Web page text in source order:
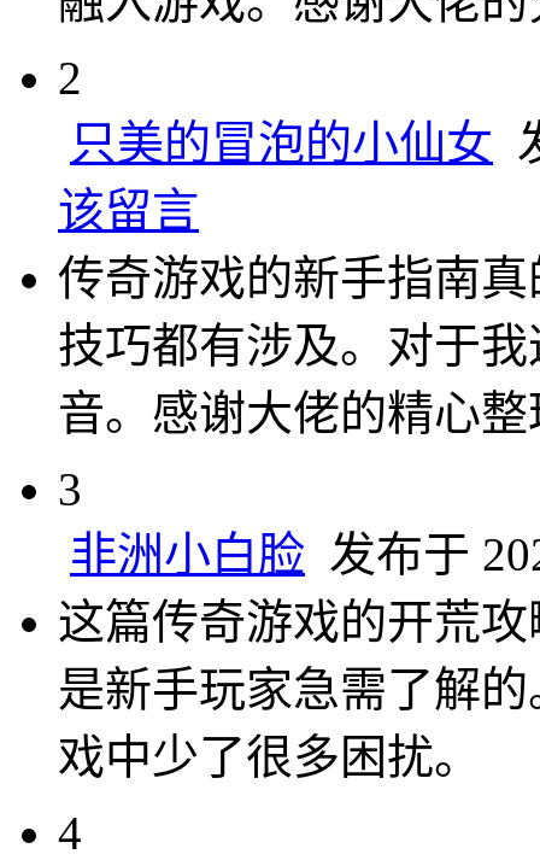
2
只美的冒泡的小仙女
该留言
传奇游戏的新手指南
技巧都有涉及。对于
音。感谢大佬的精心整
3
非洲小白脸 发布于
这篇传奇游戏的开荒
是新手玩家急需了解
戏中少了很多困扰。
4